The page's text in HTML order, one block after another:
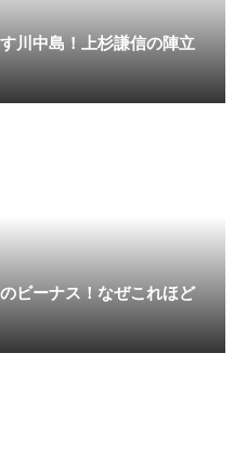
川中島！上杉謙信の陣立
ビーナス！なぜこれほど